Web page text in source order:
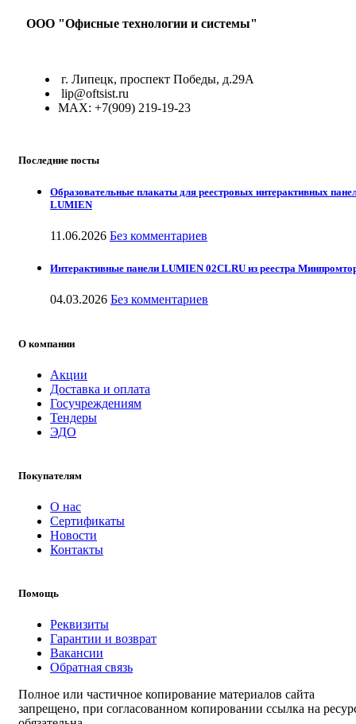
ООО "Офисные технологии и системы"
г. Липецк, проспект Победы, д.29А
lip@oftsist.ru
МАХ: +7(909) 219-19-23
Последние посты
Образовательные плакаты для реестровых интерактивных
LUMIEN
11.06.2026 Без комментариев
Интерактивные панели LUMIEN 02CLRU из реестра
04.03.2026 Без комментариев
О компании
Акции
Доставка и оплата
Госучреждениям
Тендеры
ЭДО
Покупателям
О нас
Сертификаты
Новости
Контакты
Помощь
Реквизиты
Гарантии и возврат
Вакансии
Обратная связь
Полное или частичное копирование материалов сайта
запрещено, при согласованном копировании ссылка на